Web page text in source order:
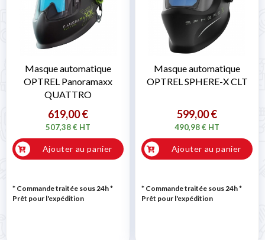
Masque automatique
OPTREL Panoramaxx
QUATTRO
619,00 €
507,38 € HT
Ajouter au panier
* Commande traitée sous 24h*
Prêt pour l'expédition
Masque automatique
OPTREL SPHERE-X CLT
599,00 €
490,98 € HT
Ajouter au panier
* Commande traitée sous 24h*
Prêt pour l'expédition